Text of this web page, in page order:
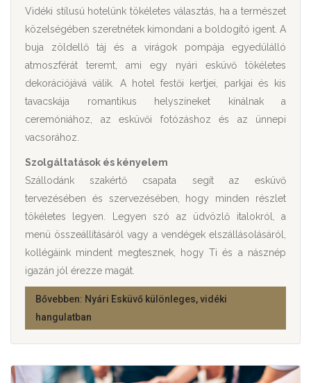
Vidéki stílusú hotelünk tökéletes választás, ha a természet
közelségében szeretnétek kimondani a boldogító igent. A
buja zöldellő táj és a virágok pompája egyedülálló
atmoszférát teremt, ami egy nyári esküvő tökéletes
dekorációjává válik. A hotel festői kertjei, parkjai és kis
tavacskája romantikus helyszíneket kínálnak a
ceremóniához, az esküvői fotózáshoz és az ünnepi
vacsorához.
Szolgáltatások és kényelem
Szállodánk szakértő csapata segít az esküvő
tervezésében és szervezésében, hogy minden részlet
tökéletes legyen. Legyen szó az üdvözlő italokról, a
menü összeállításáról vagy a vendégek elszállásolásáról,
kollégáink mindent megtesznek, hogy Ti és a násznép
igazán jól érezze magát.
Bővebben: Nyári Esküvő különleges, vidéki
hangulatban